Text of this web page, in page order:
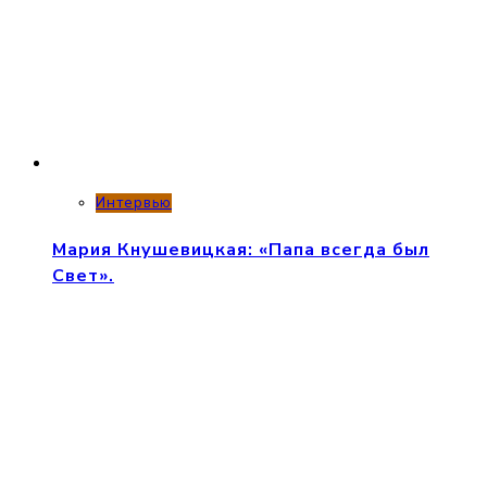
Интервью
Мария Кнушевицкая: «Папа всегда был
Свет».